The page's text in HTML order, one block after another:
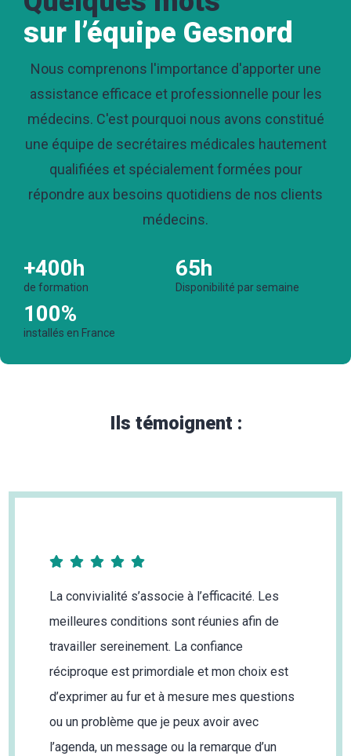
sur l’équipe Gesnord
Nous comprenons l'importance d'apporter une
assistance efficace et professionnelle pour les
médecins. C'est pourquoi nous avons constitué
une équipe de secrétaires médicales hautement
qualifiées et spécialement formées pour
répondre aux besoins quotidiens de nos clients
médecins.
+400h
de formation
65h
Disponibilité par semaine
100%
installés en France
Ils témoignent :
La convivialité s’associe à l’efficacité. Les
meilleures conditions sont réunies afin de
travailler sereinement. La confiance
réciproque est primordiale et mon choix est
d’exprimer au fur et à mesure mes questions
ou un problème que je peux avoir avec
l’agenda, un message ou la remarque d’un